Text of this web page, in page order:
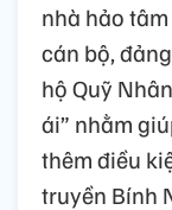
nhà hảo
cán bộ,
hộ Quỹ
ái” nhằm
thêm điều
truyền Bính